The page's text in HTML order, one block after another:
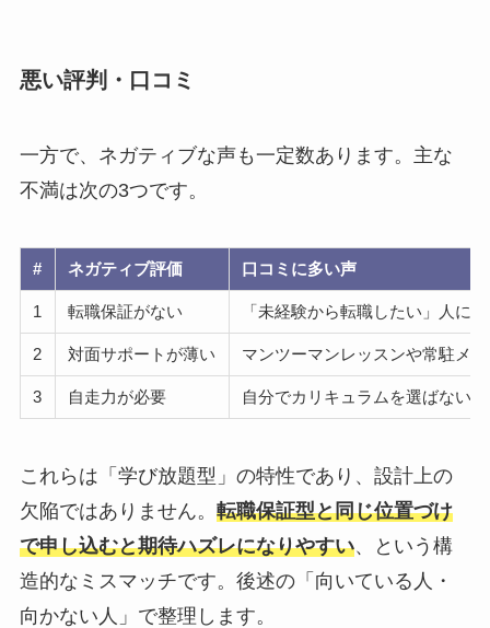
悪い評判・口コミ
一方で、ネガティブな声も一定数あります。主な
不満は次の3つです。
# ネガティブ評価 口コミに多い声
1 転職保証がない 「未経験から転職したい」人に
2 対面サポートが薄い マンツーマンレッスンや常駐メ
3 自走力が必要 自分でカリキュラムを選ばない
これらは「学び放題型」の特性であり、設計上の
欠陥ではありません。 転職保証型と同じ位置づけ
で申し込むと期待ハズレになりやすい、という構
造的なミスマッチです。後述の「向いている人・
向かない人」で整理します。